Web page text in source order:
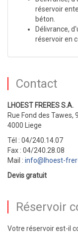
réservoir
béton.
Délivrance,
réservoir en
Contact
LHOEST FRERES S.A.
Rue Fond des Tawes,
4000 Liege
Tél : 04/240.14.07
Fax : 04/240.28.08
Mail : info@lhoest-
Devis gratuit
Réservoir
Votre réservoir est-il